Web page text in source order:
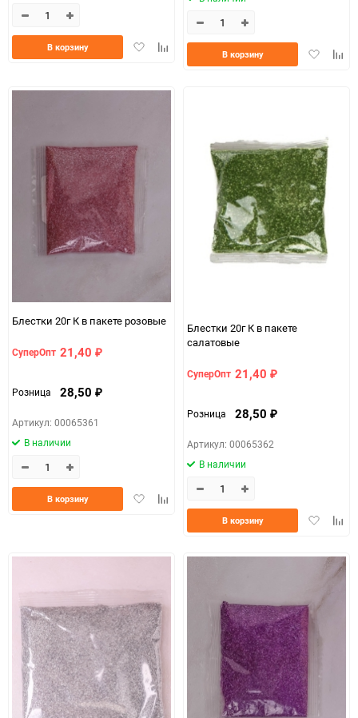
ДобавитьДобавить
В корзину
Добавить
В корзину
Блестки 20г К в пакете розовые
СуперОпт 21,40 ₽
Розница 28,50 ₽
Артикул: 00065361
В наличии
ДобавитьДобавить
сравнению
В корзину
Блестки 20г К в пакете
салатовые
СуперОпт 21,40 ₽
Розница 28,50 ₽
Артикул: 00065362
В наличии
Добавить
В корзину